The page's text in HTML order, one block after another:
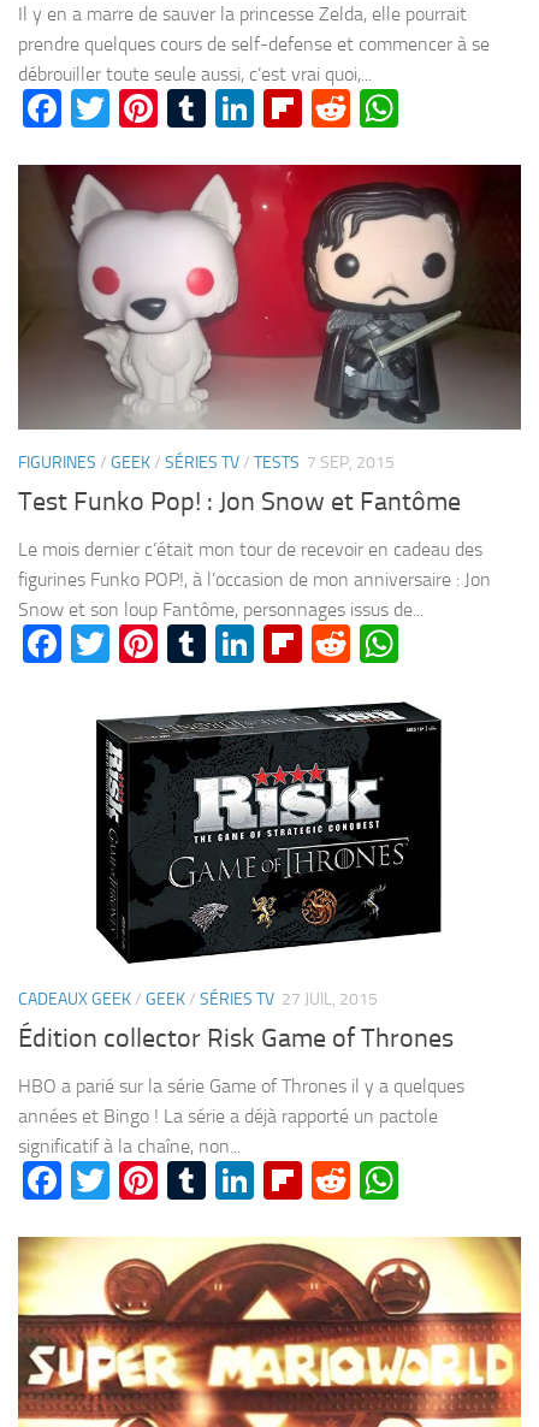
Il y en a marre de sauver la princesse Zelda, elle pourrait
prendre quelques cours de self-defense et commencer à se
débrouiller toute seule aussi, c’est vrai quoi,...
Facebook
Twitter
Pinterest
Tumblr
LinkedIn
Flipboard
Reddit
FIGURINES / GEEK/ SÉRIES TV/ TESTS 7 SEP, 2015
Test Funko Pop! : Jon Snow et Fantôme
Le mois dernier c’était mon tour de recevoir en cadeau des
figurines Funko POP!, à l’occasion de mon anniversaire : Jon
Snow et son loup Fantôme, personnages issus de...
Facebook
TwitterPinterest
TumblrLinkedIn
Flipboard
Reddit
CADEAUX GEEK/ GEEK/ SÉRIES TV 27 JUIL, 2015
Édition collector Risk Game of Thrones
HBO a parié sur la série Game of Thrones il y a quelques
années et Bingo ! La série a déjà rapporté un pactole
significatif à la chaîne, non...
Facebook
Twitter
Pinterest
Tumblr
LinkedIn
Flipboard
Reddit